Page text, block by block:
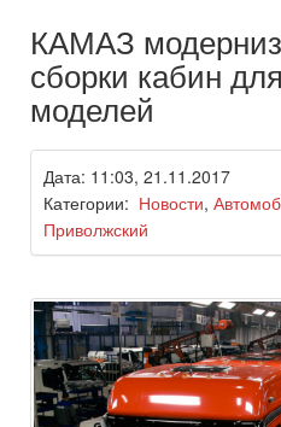
КАМАЗ
сборки кабин
моделей
Дата: 11:03, 21.11.2017
Категории: Новости,
Приволжский